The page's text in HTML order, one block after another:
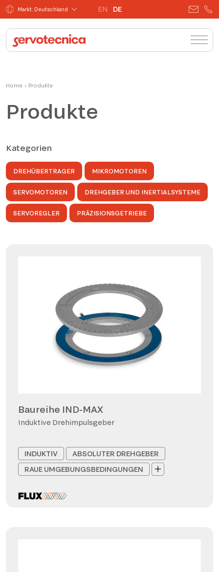
Markt: Deutschland EN DE
Home › Produkte
Produkte
Kategorien
DREHÜBERTRAGER MIKROMOTOREN
SERVOMOTOREN DREHGEBER UND INERTIALSYSTEME
SERVOREGLER PRÄZISIONSGETRIEBE
Baureihe IND-MAX
Induktive Drehimpulsgeber
INDUKTIV
ABSOLUTER DREHGEBER
RAUE UMGEBUNGSBEDINGUNGEN